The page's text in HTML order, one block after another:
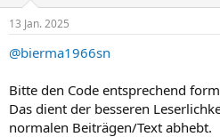
13 Jan. 2025
@bierma1966sn
Bitte den Code entsprechend
Das dient der besseren
normalen Beiträgen/Text abhebt.